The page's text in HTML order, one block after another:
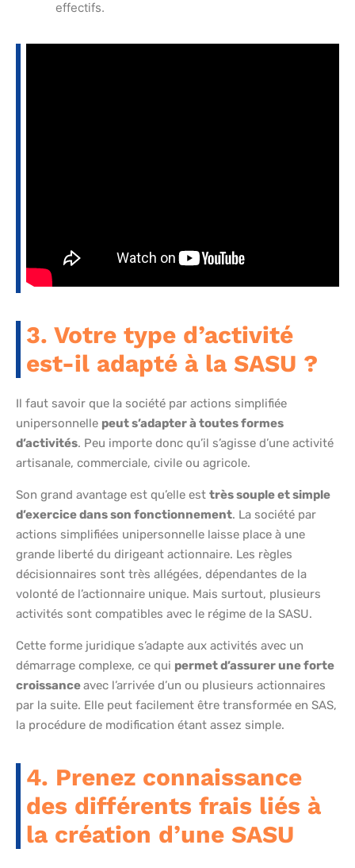
effectifs.
3. Votre type d’activité
est-il adapté à la SASU ?
Il faut savoir que la société par actions simplifiée
unipersonnelle peut s’adapter à toutes formes
d’activités. Peu importe donc qu’il s’agisse d’une activité
artisanale, commerciale, civile ou agricole.
Son grand avantage est qu’elle est très souple et simple
d’exercice dans son fonctionnement. La société par
actions simplifiées unipersonnelle laisse place à une
grande liberté du dirigeant actionnaire. Les règles
décisionnaires sont très allégées, dépendantes de la
volonté de l’actionnaire unique. Mais surtout, plusieurs
activités sont compatibles avec le régime de la SASU.
Cette forme juridique s’adapte aux activités avec un
démarrage complexe, ce qui permet d’assurer une forte
croissanceavec l’arrivée d’un ou plusieurs actionnaires
par la suite. Elle peut facilement être transformée en SAS,
la procédure de modification étant assez simple.
4. Prenez connaissance
des différents frais liés à
la création d’une SASU